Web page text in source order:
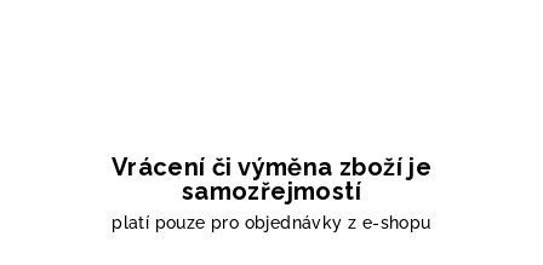
Vrácení či výměna zboží je
samozřejmostí
platí pouze pro objednávky z e-shopu